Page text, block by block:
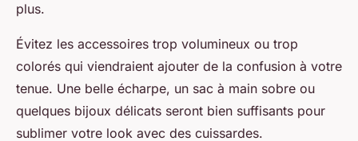
plus.
Évitez les accessoires trop volumineux ou trop
colorés qui viendraient ajouter de la confusion à votre
tenue. Une belle écharpe, un sac à main sobre ou
quelques bijoux délicats seront bien suffisants pour
sublimer votre look avec des cuissardes.